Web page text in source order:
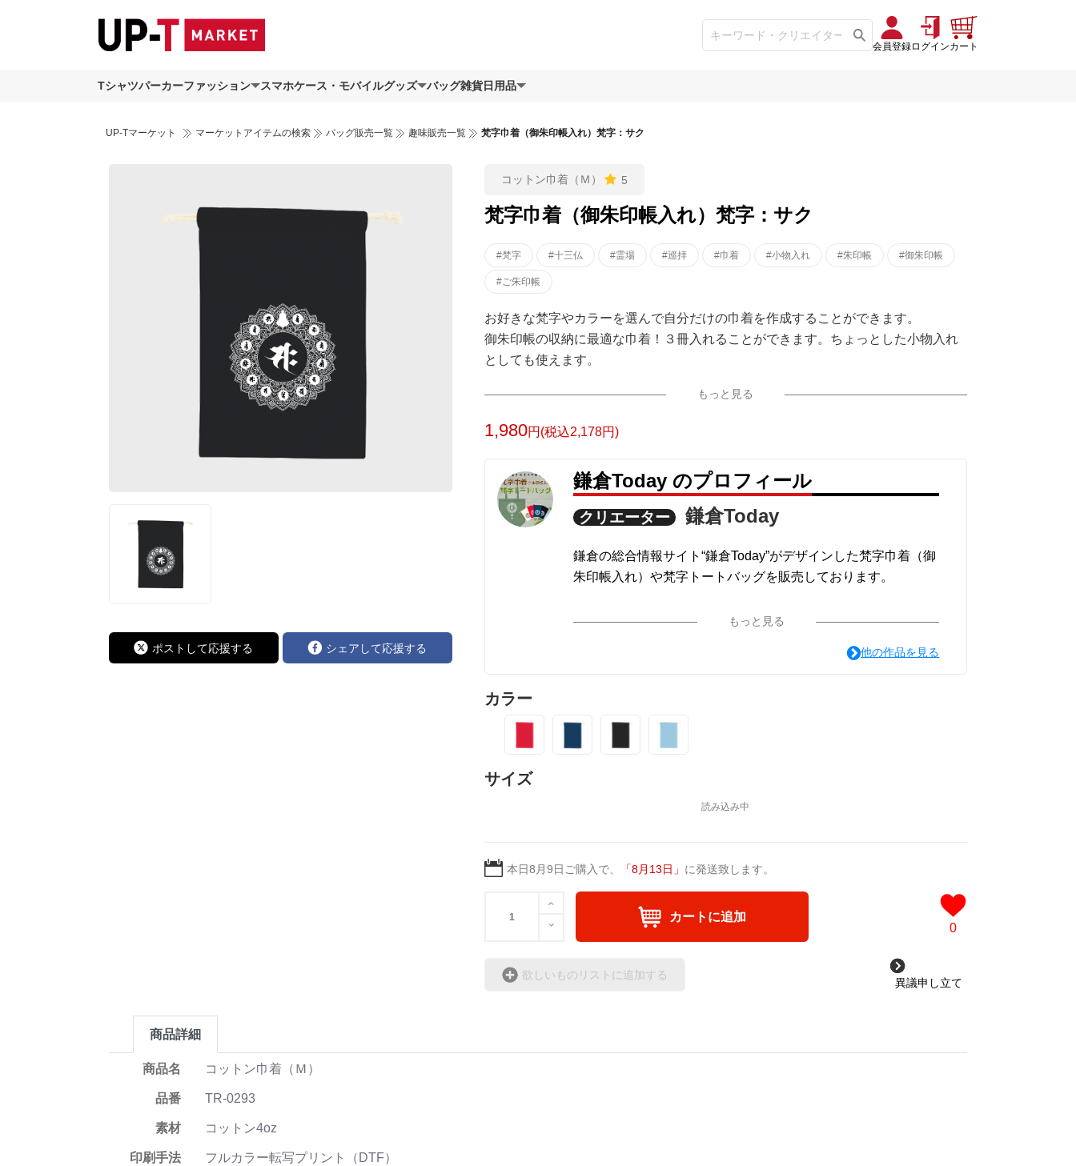
会員登録ログインカート
Tシャツパーカーファッション スマホケース・モバイルグッズ バッグ雑貨日用品
UP-Tマーケット マーケットアイテムの検索 バッグ販売一覧 趣味販売一覧 梵字巾着（御朱印帳入れ）梵字：サク
ポストして応援する シェアして応援する
コットン巾着（Ｍ） 5
梵字巾着（御朱印帳入れ）梵字：サク
#梵字 #十三仏 #霊場 #巡拝 #巾着 #小物入れ #朱印帳 #御朱印帳
#ご朱印帳
お好きな梵字やカラーを選んで自分だけの巾着を作成することができます。
御朱印帳の収納に最適な巾着！３冊入れることができます。ちょっとした小物入れ
としても使えます。
中央に勢至菩薩をあらわす「サク」の梵字をあしらったデザインです。
勢至菩薩は、智慧の光ですべてのものを照らし、人々を迷いや苦しみから救ってく
ださるといわれ、家内安全、除災招福等のご利益があるとされています。
もっと見る
1,980円(税込2,178円)
鎌倉Today のプロフィール
クリエーター 鎌倉Today
鎌倉の総合情報サイト“鎌倉Today”がデザインした梵字巾着（御
朱印帳入れ）や梵字トートバッグを販売しております。
もっと見る
他の作品を見る
カラー
サイズ
本日8月9日 ご購入で、 「8月13日 」 に発送致します。
カートに追加
0
欲しいものリストに追加する
異議申し立て
商品詳細
商品名 コットン巾着（Ｍ）
品番 TR-0293
素材 コットン4oz
印刷手法 フルカラー転写プリント（DTF）